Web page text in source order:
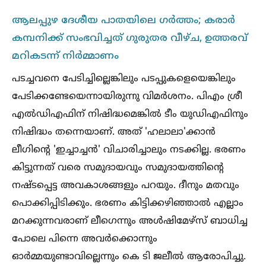
ആലപ്പുഴ ദേശീയ പാതയിലെ ഗര്‍ത്തം; കരാര്‍
കമ്പനിക്ക് സംഭവിച്ചത് ഗുരുതര വീഴ്ച, ഉത്തരവ്
മറികടന്ന് നിർമ്മാണം
പടച്ചവനെ പേടിച്ചില്ലെങ്കിലും പടപ്പുകളെയെങ്കിലും
പേടിക്കണ്ടേയെന്നായിരുന്നു വിമര്‍ശനം. പിഎം ശ്രീ
എല്‍ഡിഎഫിന് നിഷിദ്ധമെങ്കില്‍ ടീം യുഡിഎഫിനും
നിഷിദ്ധം തന്നെയാണ്. അത് 'ഹലാലാ'ക്കാന്‍
ലീഗിന്റെ 'ഇച്ചാച്ചന്‍' വിചാരിച്ചാലും നടക്കില്ല. ഭരണം
കിട്ടുന്നത് വരെ സമുദായവും സമുദായത്തിന്റെ
നഷ്ടപ്പെട്ട അവകാശങ്ങളും പറയും. ദീനും മതവും
പൊക്കിപ്പിടിക്കും. ഭരണം കിട്ടിക്കഴിഞ്ഞാല്‍ എല്ലാം
മറക്കുന്നവരാണ് ലീഗെന്നും അള്‍ഷിമേഴ്സ് ബാധിച്ച
പോലെ പിന്നെ അവര്‍ക്കൊന്നും
ഓര്‍മ്മയുണ്ടാവില്ലെന്നും കെ ടി ജലീല്‍ ആരോപിച്ചു.